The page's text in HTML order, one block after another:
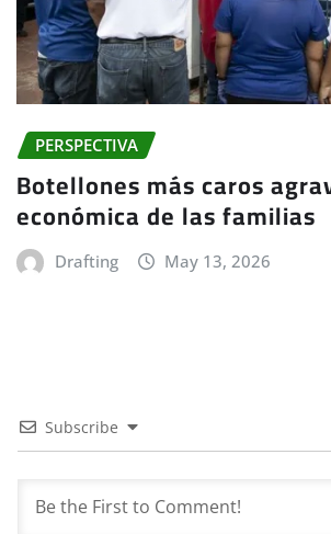
PERSPECTIVA
Botellones más caros
económica de las familias
Drafting May 13, 2026
Subscribe